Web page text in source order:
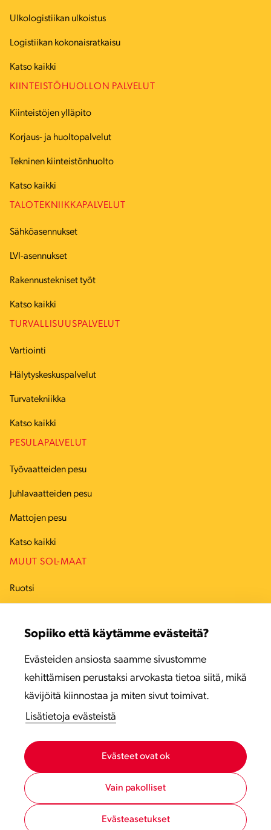
Sopiiko että käytämme evästeitä?
Evästeiden ansiosta saamme sivustomme
kehittämisen perustaksi arvokasta tietoa siitä, mikä
kävijöitä kiinnostaa ja miten sivut toimivat.
Lisätietoja evästeistä
Evästeet ovat ok
Vain pakolliset
Evästeasetukset
Ulkologistiikan ulkoistus
Logistiikan kokonaisratkaisu
Katso kaikki
KIINTEISTÖHUOLLON PALVELUT
Kiinteistöjen ylläpito
Korjaus- ja huoltopalvelut
Tekninen kiinteistönhuolto
Katso kaikki
TALOTEKNIIKKAPALVELUT
Sähköasennukset
LVI-asennukset
Rakennustekniset työt
Katso kaikki
TURVALLISUUSPALVELUT
Vartiointi
Hälytyskeskuspalvelut
Turvatekniikka
Katso kaikki
PESULAPALVELUT
Työvaatteiden pesu
Juhlavaatteiden pesu
Mattojen pesu
Katso kaikki
MUUT SOL-MAAT
Ruotsi
Viro
Latvia